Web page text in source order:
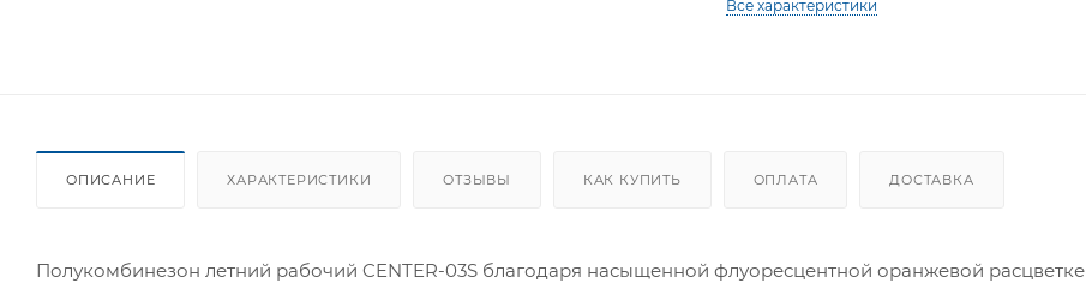
Все характеристики
ОПИСАНИЕ ХАРАКТЕРИСТИКИ ОТЗЫВЫ КАК КУПИТЬ ОПЛАТА ДОСТАВКА
Полукомбинезон летний рабочий CENTER-03S благодаря насыщенной флуоресцентной оранжевой расцветке